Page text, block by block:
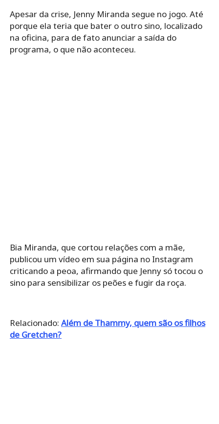
Apesar da crise, Jenny Miranda segue no jogo. Até
porque ela teria que bater o outro sino, localizado
na oficina, para de fato anunciar a saída do
programa, o que não aconteceu.
Bia Miranda, que cortou relações com a mãe,
publicou um vídeo em sua página no Instagram
criticando a peoa, afirmando que Jenny só tocou o
sino para sensibilizar os peões e fugir da roça.
Relacionado: Além de Thammy, quem são os filhos
de Gretchen?